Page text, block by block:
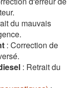
du mauvais
: Correction de
: Retrait du